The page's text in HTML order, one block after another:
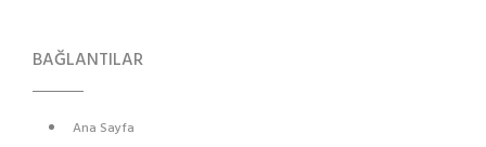
BAĞLANTILAR
Ana Sayfa